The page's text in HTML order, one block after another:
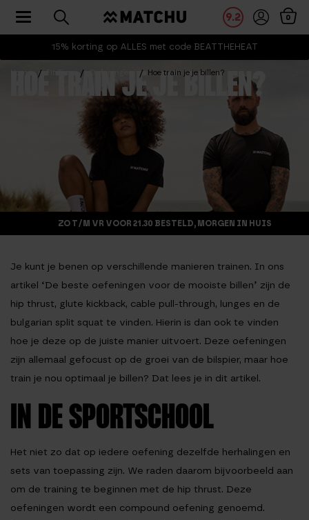
15% korting op ALLES met code BEATTHEHEAT
9.2 0
Toggle navigation
Hoe train je je billen?
HOE TRAIN JE JE BILLEN?
ZO T/M VR VOOR 21.30 BESTELD, MORGEN IN HUIS
Je kunt je benen op verschillende manieren trainen. In ons
artikel ‘De beste oefeningen voor de mooiste billen’ zijn de
hip thrust, glute kickback, cable pull-through, lunges en de
bulgarian split squat te vinden. Hierin is dan ook te vinden
hoe je deze op de juiste manier uitvoert. Deze oefeningen
zijn allemaal gefocust op de groei van de bilspier, maar hoe
train je nou optimaal je billen? Dat lees je in dit artikel.
IN DE SPORTSCHOOL
Het niet zo dat op iedere oefening dezelfde herhalingen en
sets van toepassing zijn. We raden daarom bijvoorbeeld aan
om de training te beginnen met de hip thrust. Deze
oefeningen wordt een compound oefening genoemd.